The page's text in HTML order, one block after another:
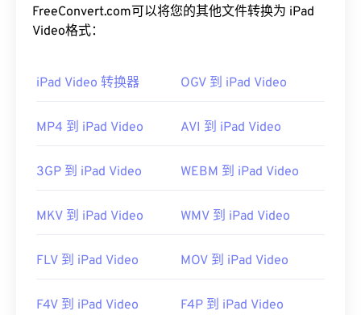
WTV 取代了另一种微软专有格式DVR-MS。
需要注意的是，微软已不再支持 WTV。无论如何，
果内容受版权保护，则只能在录制内容的 Windows
平台上播放。
器、Cyber​​link PowerDirector、Cyber​​link
首次发行：2008 年
FreeConvert.com可以将您的其他文件转换为 iPad
Video格式：
iPad Video 转换器 OGV 到 iPad Video
MP4 到 iPad Video AVI 到 iPad Video
3GP 到 iPad Video WEBM 到 iPad Video
MKV 到 iPad Video WMV 到 iPad Video
FLV 到 iPad Video MOV 到 iPad Video
F4V 到 iPad Video F4P 到 iPad Video